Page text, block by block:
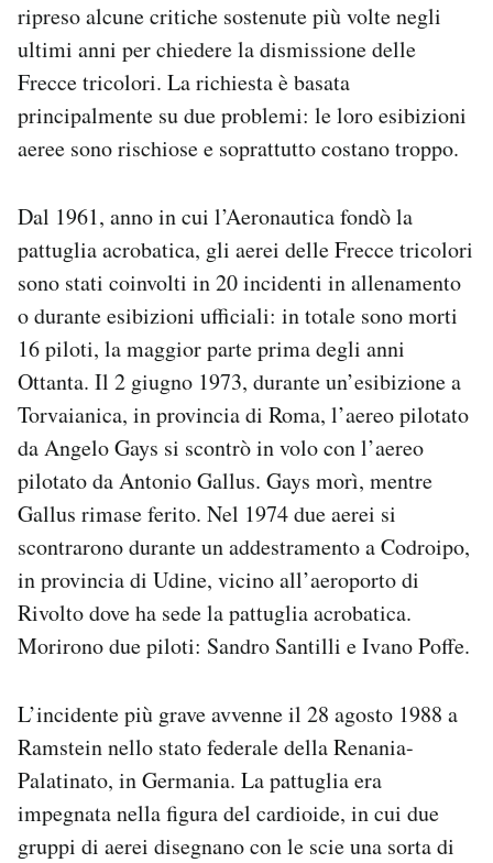
ripreso alcune critiche sostenute più volte negli
ultimi anni per chiedere la dismissione delle
Frecce tricolori. La richiesta è basata
principalmente su due problemi: le loro esibizioni
aeree sono rischiose e soprattutto costano troppo.
Dal 1961, anno in cui l’Aeronautica fondò la
pattuglia acrobatica, gli aerei delle Frecce tricolori
sono stati coinvolti in 20 incidenti in allenamento
o durante esibizioni ufficiali: in totale sono morti
16 piloti, la maggior parte prima degli anni
Ottanta. Il 2 giugno 1973, durante un’esibizione a
Torvaianica, in provincia di Roma, l’aereo pilotato
da Angelo Gays si scontrò in volo con l’aereo
pilotato da Antonio Gallus. Gays morì, mentre
Gallus rimase ferito. Nel 1974 due aerei si
scontrarono durante un addestramento a Codroipo,
in provincia di Udine, vicino all’aeroporto di
Rivolto dove ha sede la pattuglia acrobatica.
Morirono due piloti: Sandro Santilli e Ivano Poffe.
L’incidente più grave avvenne il 28 agosto 1988 a
Ramstein nello stato federale della Renania-
Palatinato, in Germania. La pattuglia era
impegnata nella figura del cardioide, in cui due
gruppi di aerei disegnano con le scie una sorta di